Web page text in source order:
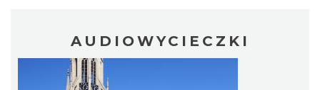
AUDIOWYCIECZKI